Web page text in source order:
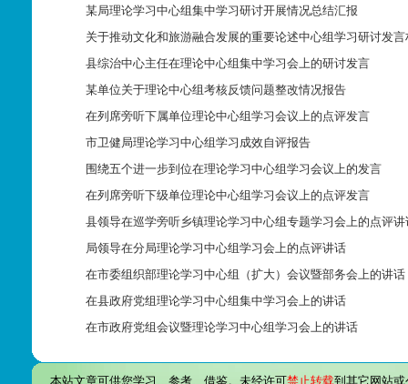
某局理论学习中心组集中学习研讨开展情况总结汇报
关于推动文化和旅游融合发展的重要论述中心组学习研讨发言
县综治中心主任在理论中心组集中学习会上的研讨发言
某单位关于理论中心组考核反馈问题整改情况报告
在列席旁听下属单位理论中心组学习会议上的点评发言
市卫健局理论学习中心组学习成效自评报告
围绕五个进一步到位在理论学习中心组学习会议上的发言
在列席旁听下级单位理论中心组学习会议上的点评发言
县领导在巡学旁听乡镇理论学习中心组专题学习会上的点评讲
局领导在分局理论学习中心组学习会上的点评讲话
在市委组织部理论学习中心组（扩大）会议暨部务会上的讲话
在县政府党组理论学习中心组集中学习会上的讲话
在市政府党组会议暨理论学习中心组学习会上的讲话
本站文章可供您学习、参考、借鉴。未经许可禁止转载到其它网站